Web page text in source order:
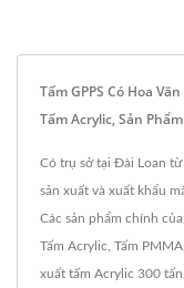
Tấm GPPS Có Hoa
Tấm Acrylic, Sản
Có trụ sở tại Đài Loan từ
sản xuất và xuất khẩu
Các sản phẩm chính của
Tấm Acrylic, Tấm
xuất tấm Acrylic 300